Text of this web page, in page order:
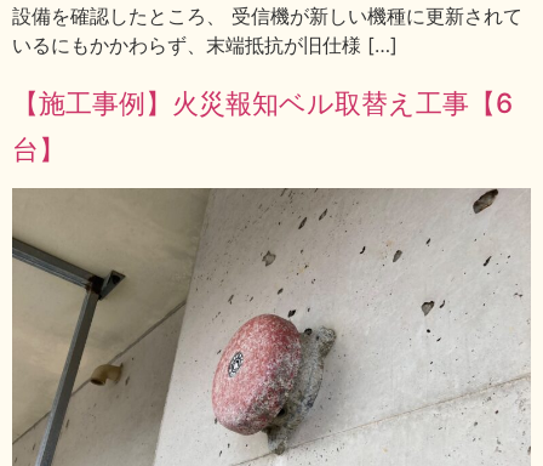
設備を確認したところ、 受信機が新しい機種に更新されて
いるにもかかわらず、末端抵抗が旧仕様 […]
【施工事例】火災報知ベル取替え工事【6
台】